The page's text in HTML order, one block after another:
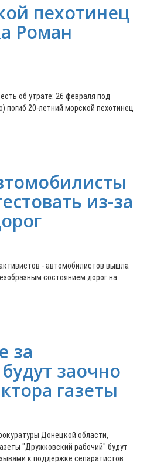
пехотинец
Роман
об утрате: 26 февраля под
погиб 20-летний морской пехотинец
из-за
- автомобилистов вышла
состоянием дорог на
за
заочно
газеты
Донецкой области,
"Дружковский рабочий" будут
к поддержке сепаратистов